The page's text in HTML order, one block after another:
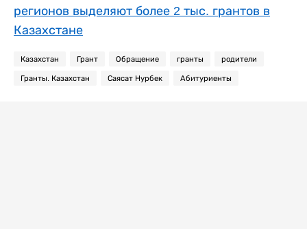
регионов выделяют более 2 тыс. грантов в
Казахстане
Казахстан Грант Обращение гранты родители
Гранты. Казахстан Саясат Нурбек Абитуриенты